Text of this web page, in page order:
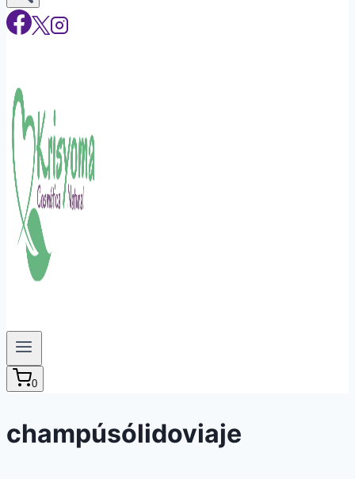
0
champúsólidoviaje